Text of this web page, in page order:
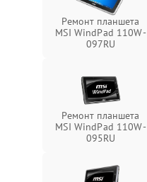
Ремонт планшета
MSI WindPad 110W-
097RU
Ремонт планшета
MSI WindPad 110W-
095RU